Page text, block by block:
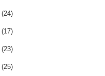
(24)
(17)
(23)
(25)